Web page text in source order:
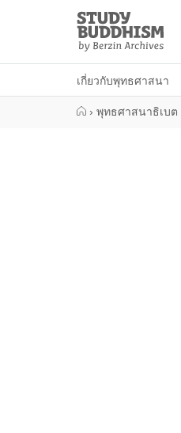
Study
Buddhism
Home
เกี่ยวกับพุทธศาสนา
› พุทธศาสนาธิเบต